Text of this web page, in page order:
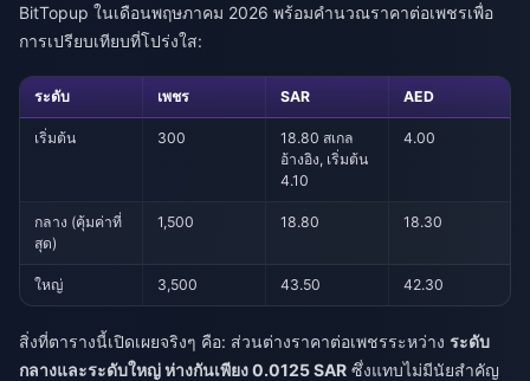
BitTopup ในเดือนพฤษภาคม 2026 พร้อมคำนวณราคาต่อเพชรเพื่อ
การเปรียบเทียบที่โปร่งใส:
ระดับ เพชร SAR AED
เริ่มต้น 300
18.80 สเกล
อ้างอิง, เริ่มต้น
4.10
4.00
กลาง (คุ้มค่าที่
สุด)
1,500 18.80 18.30
ใหญ่ 3,500 43.50 42.30
สิ่งที่ตารางนี้เปิดเผยจริงๆ คือ: ส่วนต่างราคาต่อเพชรระหว่าง ระดับ
กลางและระดับใหญ่ ห่างกันเพียง 0.0125 SAR ซึ่งแทบไม่มีนัยสำคัญ